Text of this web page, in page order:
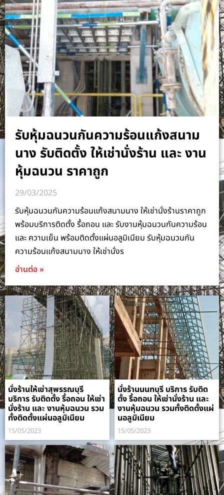
รับหุ้มฉนวนกันความร้อนแก้งสนาม
นาง รับติดตั้ง ให้เช่านั่งร้าน และ งาน
หุ้มฉนวน ราคาถูก
29/03/2025
รับหุ้มฉนวนกันความร้อนแก้งสนามนาง ให้เช่านั่งร้านราคาถูก
พร้อมบริการติดตั้ง รื้อถอน และ รับงานหุ้มฉนวนกันความร้อน
และ ความเย็น พร้อมติดตั้งแผ่นอลูมิเนียม รับหุ้มฉนวนกัน
ความร้อนแก้งสนามนาง ให้เช่านั่งร
อ่านต่อ »
นั่งร้านให้เช่าสุพรรณบุรี
บริการ รับติดตั้ง รื้อถอน ให้เช่า
นั่งร้าน และ งานหุ้มฉนวน รวม
ทั้งติดตั้งแผ่นอลูมิเนียม
15/05/2023
นั่งร้านนนทบุรี บริการ รับติด
ตั้ง รื้อถอน ให้เช่านั่งร้าน และ
งานหุ้มฉนวน รวมทั้งติดตั้งแผ่
นอลูมิเนียม
15/05/2023